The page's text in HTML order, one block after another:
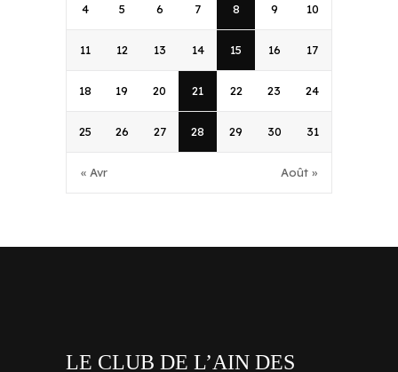
« Avr Août »
4 5 6 7 8 9 10
11 12 13 14 15 16 17
18 19 20 21 22 23 24
25 26 27 28 29 30 31
LE CLUB DE L’AIN DES